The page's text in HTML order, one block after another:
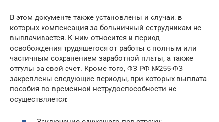
В этом документе также установлены и случаи, в
которых компенсация за больничный сотрудникам не
выплачивается. К ним относится и период
освобождения трудящегося от работы с полным или
частичным сохранением заработной платы, а также
отгулы за свой счет. Кроме того, ФЗ РФ №255-ФЗ
закреплены следующие периоды, при которых выплата
пособия по временной нетрудоспособности не
осуществляется: